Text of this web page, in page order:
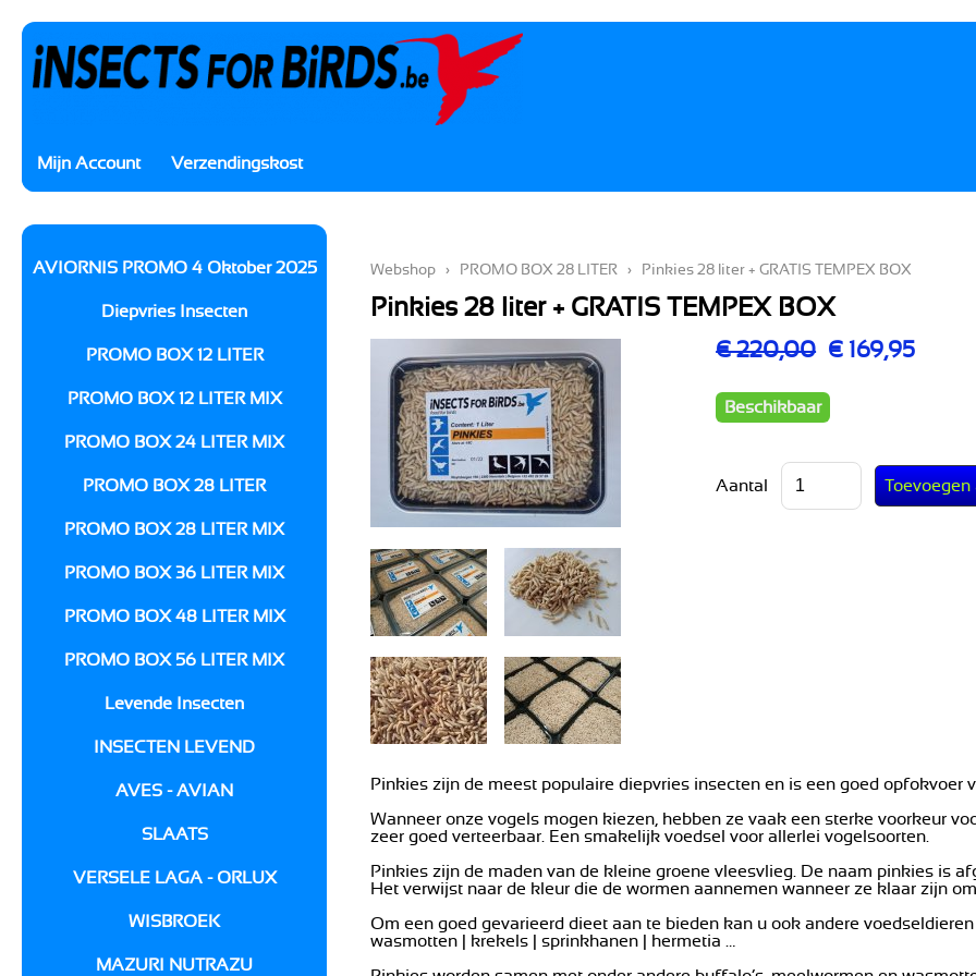
Mijn Account Verzendingskost
AVIORNIS PROMO 4 Oktober 2025
Diepvries Insecten
PROMO BOX 12 LITER
PROMO BOX 12 LITER MIX
PROMO BOX 24 LITER MIX
PROMO BOX 28 LITER
PROMO BOX 28 LITER MIX
PROMO BOX 36 LITER MIX
PROMO BOX 48 LITER MIX
PROMO BOX 56 LITER MIX
Levende Insecten
INSECTEN LEVEND
AVES - AVIAN
SLAATS
VERSELE LAGA - ORLUX
WISBROEK
MAZURI NUTRAZU
Webshop › PROMO BOX 28 LITER › Pinkies 28 liter + GRATIS TEMPEX BOX
Pinkies 28 liter + GRATIS TEMPEX BOX
€ 220,00 € 169,95
Beschikbaar
Aantal
Pinkies zijn de meest populaire diepvries insecten en is een goed opfokvoer
Wanneer onze vogels mogen kiezen, hebben ze vaak een sterke voorkeur
zeer goed verteerbaar. Een smakelijk voedsel voor allerlei vogelsoorten.
Pinkies zijn de maden van de kleine groene vleesvlieg. De naam pinkies is
Het verwijst naar de kleur die de wormen aannemen wanneer ze klaar zijn
Om een goed gevarieerd dieet aan te bieden kan u ook andere
wasmotten | krekels | sprinkhanen | hermetia …